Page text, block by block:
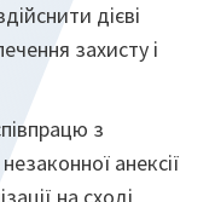
дієві
захисту і
з
анексії